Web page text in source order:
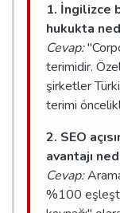
1. İngilizce
hukukta
Cevap:
terimidir.
şirketler
terimi
2. SEO
avantajı
Cevap:
%100